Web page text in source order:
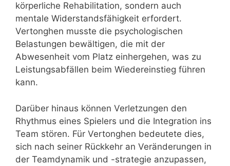
körperliche Rehabilitation, sondern auch
mentale Widerstandsfähigkeit erfordert.
Vertonghen musste die psychologischen
Belastungen bewältigen, die mit der
Abwesenheit vom Platz einhergehen, was zu
Leistungsabfällen beim Wiedereinstieg führen
kann.
Darüber hinaus können Verletzungen den
Rhythmus eines Spielers und die Integration ins
Team stören. Für Vertonghen bedeutete dies,
sich nach seiner Rückkehr an Veränderungen in
der Teamdynamik und -strategie anzupassen,